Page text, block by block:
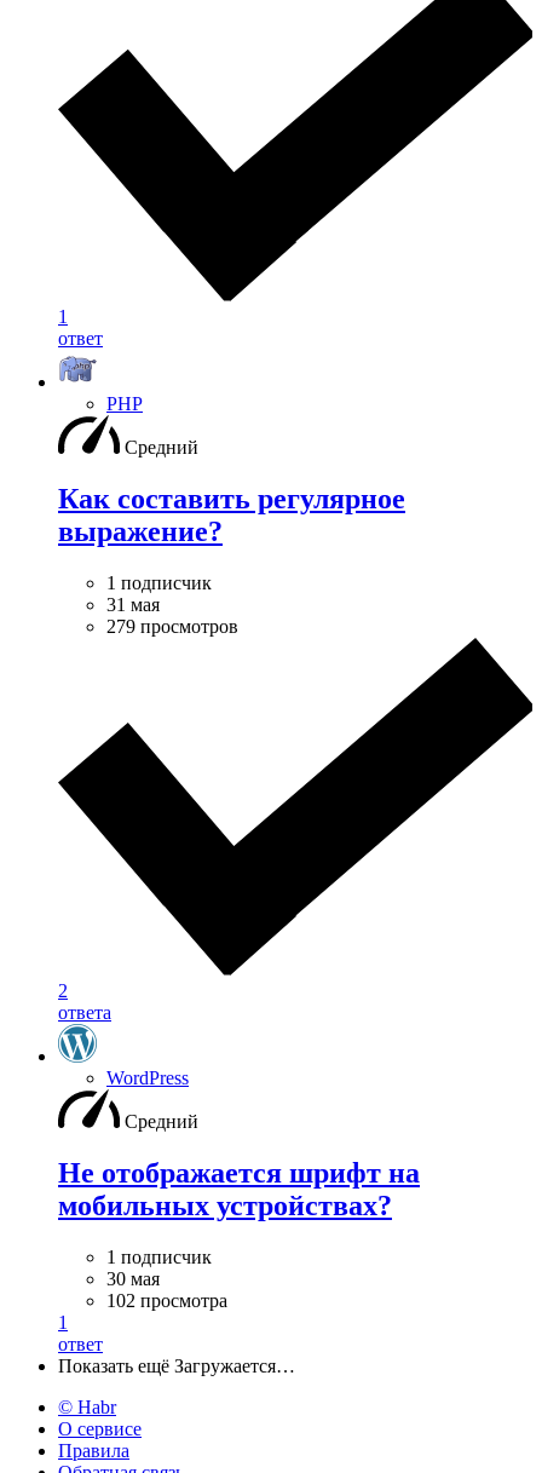
1
ответ
PHP
Средний
Как составить регулярное
выражение?
1 подписчик
31 мая
279 просмотров
2
ответа
WordPress
Средний
Не отображается шрифт на
мобильных устройствах?
1 подписчик
30 мая
102 просмотра
1
ответ
Показать ещё Загружается…
© Habr
О сервисе
Правила